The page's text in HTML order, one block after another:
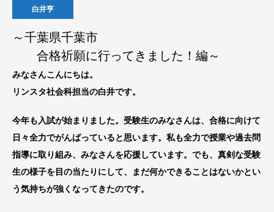
白井亨
～千葉県千葉市
合格祈願に行ってきました！編～
みなさんこんにちは。
リンスタ社会科担当の白井です。
今年も入試が始まりました。受験生のみなさんは、合格に向けて
日々全力でがんばっていると思います。私も全力で授業や過去問
指導に取り組み、みなさんを応援しています。でも、真剣な受験
生の様子を目の当たりにして、まだ何かできることはないかとい
う気持ちが強くなってきたのです。